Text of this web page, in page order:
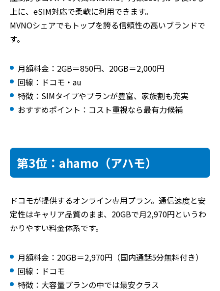
上に、eSIM対応で柔軟に利用できます。
MVNOシェアでもトップを誇る信頼性の高いブランドで
す。
月額料金：2GB＝850円、20GB＝2,000円
回線：ドコモ・au
特徴：SIMタイプやプランが豊富、家族割も充実
おすすめポイント：コスト重視なら最有力候補
第3位：ahamo（アハモ）
ドコモが提供するオンライン専用プラン。通信速度と安
定性はキャリア品質のまま、20GBで月2,970円というわ
かりやすい料金体系です。
月額料金：20GB＝2,970円（国内通話5分無料付き）
回線：ドコモ
特徴：大容量プランの中では最安クラス